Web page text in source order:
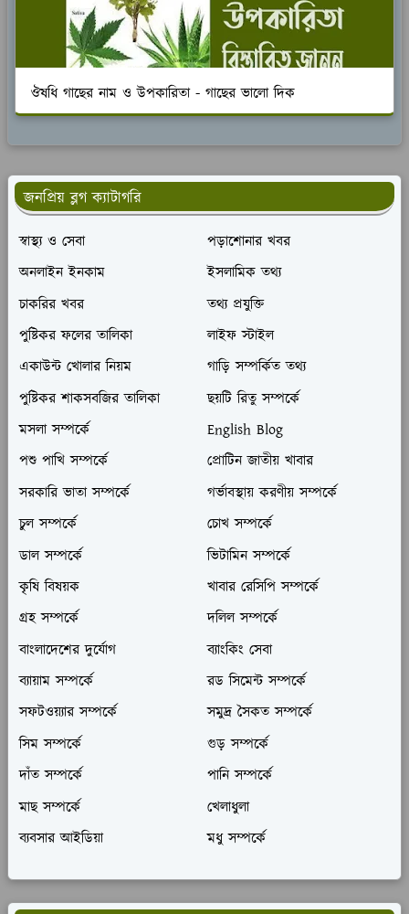
ঔষধি গাছের নাম ও উপকারিতা - গাছের ভালো দিক
জনপ্রিয় ব্লগ ক্যাটাগরি
স্বাস্থ্য ও সেবা
পড়াশোনার খবর
অনলাইন ইনকাম
ইসলামিক তথ্য
চাকরির খবর
তথ্য প্রযুক্তি
পুষ্টিকর ফলের তালিকা
লাইফ স্টাইল
একাউন্ট খোলার নিয়ম
গাড়ি সম্পর্কিত তথ্য
পুষ্টিকর শাকসবজির তালিকা
ছয়টি রিতু সম্পর্কে
মসলা সম্পর্কে
English Blog
পশু পাখি সম্পর্কে
প্রোটিন জাতীয় খাবার
সরকারি ভাতা সম্পর্কে
গর্ভাবস্থায় করণীয় সম্পর্কে
চুল সম্পর্কে
চোখ সম্পর্কে
ডাল সম্পর্কে
ভিটামিন সম্পর্কে
কৃষি বিষয়ক
খাবার রেসিপি সম্পর্কে
গ্রহ সম্পর্কে
দলিল সম্পর্কে
বাংলাদেশের দুর্যোগ
ব্যাংকিং সেবা
ব্যায়াম সম্পর্কে
রড সিমেন্ট সম্পর্কে
সফটওয়্যার সম্পর্কে
সমুদ্র সৈকত সম্পর্কে
সিম সম্পর্কে
গুড় সম্পর্কে
দাঁত সম্পর্কে
পানি সম্পর্কে
মাছ সম্পর্কে
খেলাধুলা
ব্যবসার আইডিয়া
মধু সম্পর্কে